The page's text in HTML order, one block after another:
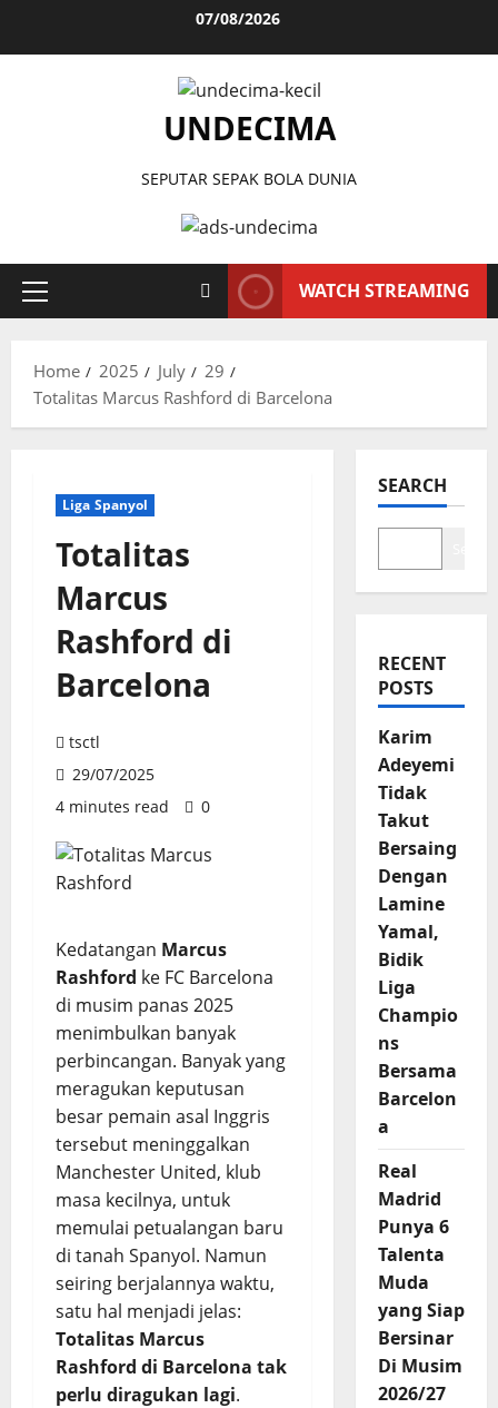
07/08/2026
UNDECIMA
SEPUTAR SEPAK BOLA DUNIA
Primary
WATCH STREAMING
Home 2025 July
29
Totalitas Marcus Rashford di Barcelona
Liga Spanyol
Totalitas
Marcus
Rashford di
Barcelona
tsctl
29/07/2025
4 minutes read
0
Kedatangan Marcus
Rashford ke FC Barcelona
di musim panas 2025
menimbulkan banyak
perbincangan. Banyak yang
meragukan keputusan
besar pemain asal Inggris
tersebut meninggalkan
Manchester United, klub
masa kecilnya, untuk
memulai petualangan baru
di tanah Spanyol. Namun
seiring berjalannya waktu,
satu hal menjadi jelas:
Totalitas Marcus
Rashford di Barcelona tak
perlu diragukan lagi.
SEARCH
RECENT
POSTS
Karim
Adeyemi
Tidak
Takut
Bersaing
Dengan
Lamine
Yamal,
Bidik
Liga
Champio
ns
Bersama
Barcelon
a
Real
Madrid
Punya 6
Talenta
Muda
yang Siap
Bersinar
Di Musim
2026/27